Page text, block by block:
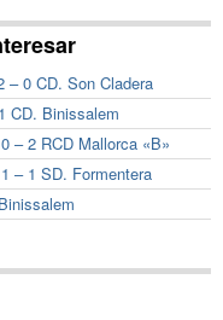
– 0 CD. Son Cladera
CD. Binissalem
– 2 RCD Mallorca «B»
– 1 SD. Formentera